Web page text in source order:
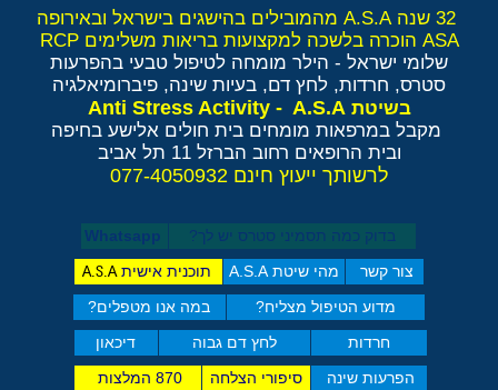
צור קשר מהי שיטת A.S.A תוכנית אישיתA.S.A
חרדות לחץ דם גבוה דיכאון
מדוע הטיפול מצליח? במה אנו מטפלים?
הפרעות שינה סיפורי הצלחה 870 המלצות
בדוק כמה תסמיני סט​רס יש לך? Whatsapp
32 שנה A.S.A מהמובילים בהישגים בישראל ובאירופה
ASA הוכרה בלשכה למקצועות בריאות משלימים RCP
שלומי ישראל - הילר מומחה לטיפול טבעי בהפרעות
סטרס, חרדות, לחץ דם, בעיות שינה, פיברומיאלגיה
בשיטת Anti Stress Activity - A.S.A
מקבל במרפאות מומחים בית חולים אלישע בחיפה
ובית הרופאים רחוב הברזל 11 תל אביב
לרשותך ייעוץ חינם 077-4050932